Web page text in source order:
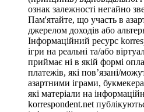
ознак залежності негайно
Пам'ятайте, що участь в
джерелом доходів або
Інформаційний ресурс
ігри на реальні та/або
приймає ні в якій формі
платежів, які пов’язані/
азартними іграми,
які матеріали на
korrespondent.net